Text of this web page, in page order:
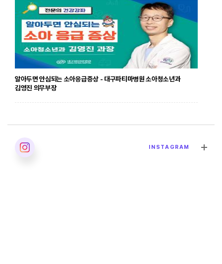
알아두면 안심되는 소아응급증상 - 대구파티마병원 소아청소년과
김영진 의무부장
INSTAGRAM